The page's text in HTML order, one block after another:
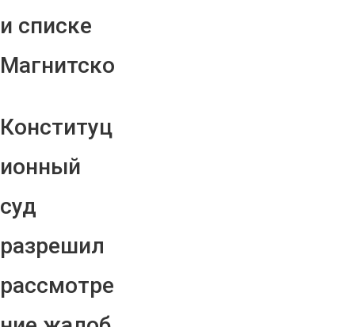
и списке
Магнитско
Конституц
ионный
суд
разрешил
рассмотре